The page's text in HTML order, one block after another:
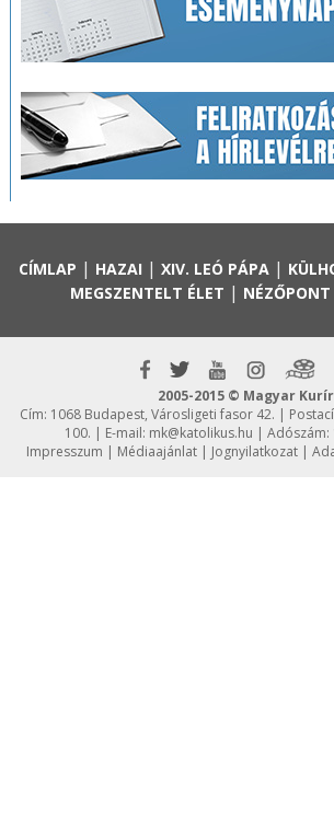
CÍMLAP | HAZAI | XIV. LEÓ PÁPA|
MEGSZENTELT ÉLET | NÉZŐPONT
2005-2015 © Magyar Kurír
Cím: 1068 Budapest, Városligeti fasor 42. |
100. | E-mail: mk@katolikus.hu | Adószám:
Impresszum | Médiaajánlat | Jognyilatkozat |